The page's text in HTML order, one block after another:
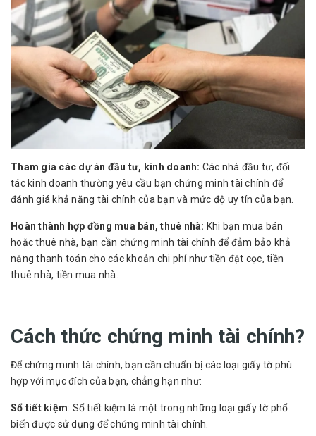
Tham gia các dự án đầu tư, kinh doanh: Các nhà đầu tư, đối
tác kinh doanh thường yêu cầu bạn chứng minh tài chính để
đánh giá khả năng tài chính của bạn và mức độ uy tín của bạn.
Hoàn thành hợp đồng mua bán, thuê nhà: Khi bạn mua bán
hoặc thuê nhà, bạn cần chứng minh tài chính để đảm bảo khả
năng thanh toán cho các khoản chi phí như tiền đặt cọc, tiền
thuê nhà, tiền mua nhà.
Cách thức chứng minh tài chính?
Để chứng minh tài chính, bạn cần chuẩn bị các loại giấy tờ phù
hợp với mục đích của bạn, chẳng hạn như:
Sổ tiết kiệm: Sổ tiết kiệm là một trong những loại giấy tờ phổ
biến được sử dụng để chứng minh tài chính.